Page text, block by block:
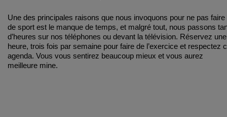
Une des principales raisons que nous invoquons pour ne pas faire
de sport est le manque de temps, et malgré tout, nous passons
d’heures sur nos téléphones ou devant la télévision. Réservez une
heure, trois fois par semaine pour faire de l’exercice et respectez
agenda. Vous vous sentirez beaucoup mieux et vous aurez
meilleure mine.